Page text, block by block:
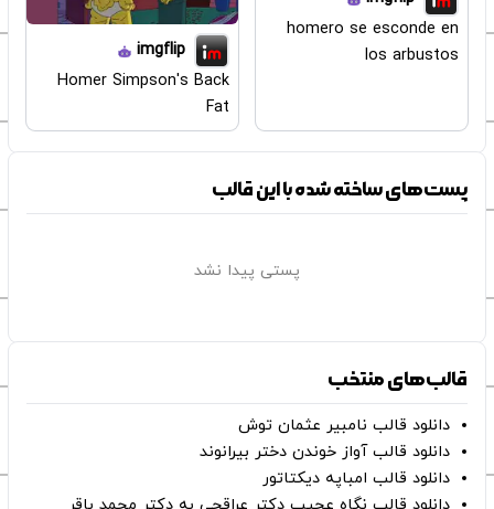
homero se esconde en
los arbustos
imgflip
Homer Simpson's Back
Fat
پست‌های ساخته شده با این قالب
پستی پیدا نشد
قالب‌های منتخب
دانلود قالب نامبیر عثمان ‌توش
دانلود قالب آواز خوندن دختر بیرانوند
دانلود قالب امباپه دیکتاتور